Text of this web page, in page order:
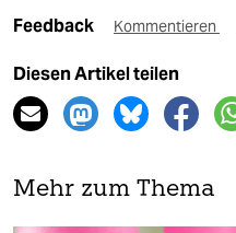
Feedback Kommentieren
Diesen Artikel teilen
Mehr zum Thema